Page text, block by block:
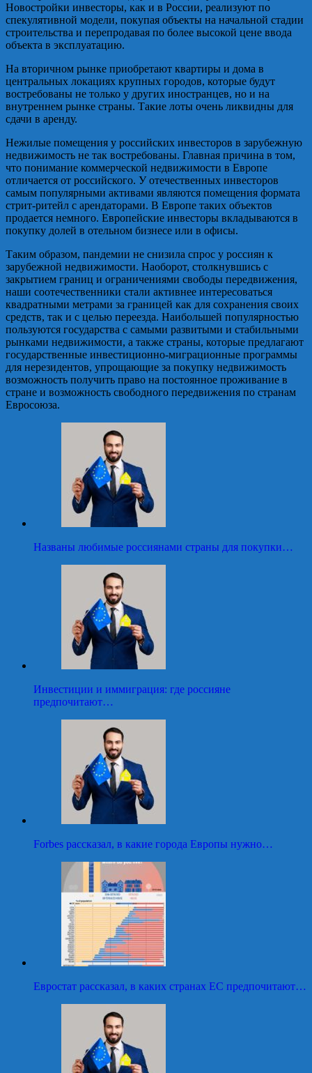
Новостройки инвесторы, как и в России, реализуют по
спекулятивной модели, покупая объекты на начальной стадии
строительства и перепродавая по более высокой цене ввода
объекта в эксплуатацию.
На вторичном рынке приобретают квартиры и дома в
центральных локациях крупных городов, которые будут
востребованы не только у других иностранцев, но и на
внутреннем рынке страны. Такие лоты очень ликвидны для
сдачи в аренду.
Нежилые помещения у российских инвесторов в зарубежную
недвижимость не так востребованы. Главная причина в том,
что понимание коммерческой недвижимости в Европе
отличается от российского. У отечественных инвесторов
самым популярными активами являются помещения формата
стрит-ритейл с арендаторами. В Европе таких объектов
продается немного. Европейские инвесторы вкладываются в
покупку долей в отельном бизнесе или в офисы.
Таким образом, пандемии не снизила спрос у россиян к
зарубежной недвижимости. Наоборот, столкнувшись с
закрытием границ и ограничениями свободы передвижения,
наши соотечественники стали активнее интересоваться
квадратными метрами за границей как для сохранения своих
средств, так и с целью переезда. Наибольшей популярностью
пользуются государства с самыми развитыми и стабильными
рынками недвижимости, а также страны, которые предлагают
государственные инвестиционно-миграционные программы
для нерезидентов, упрощающие за покупку недвижимость
возможность получить право на постоянное проживание в
стране и возможность свободного передвижения по странам
Евросоюза.
Названы любимые россиянами страны для покупки…
Инвестиции и иммиграция: где россияне
предпочитают…
Forbes рассказал, в какие города Европы нужно…
Евростат рассказал, в каких странах ЕС предпочитают…